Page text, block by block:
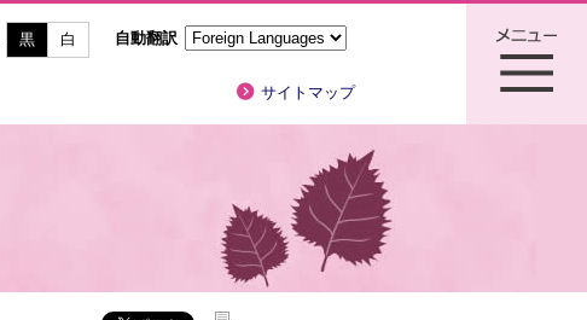
黒 白 自動翻訳
サイトマップ